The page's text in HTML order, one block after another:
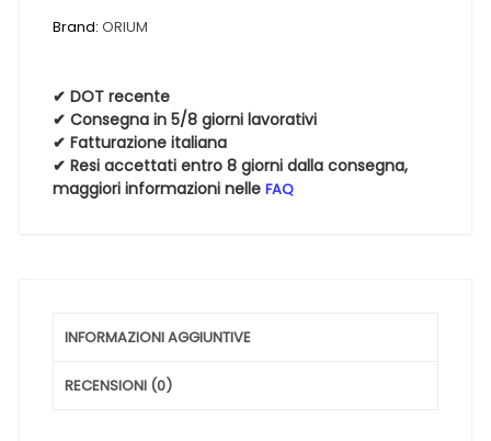
BSW
3PMSF
275
45
20
110V
Brand:ORIUM
✔ DOT recente
✔ Consegna in 5/8 giorni lavorativi
✔ Fatturazione italiana
✔ Resi accettati entro 8 giorni dalla consegna,
maggiori informazioni nelleFAQ
INFORMAZIONI AGGIUNTIVE
RECENSIONI (0)